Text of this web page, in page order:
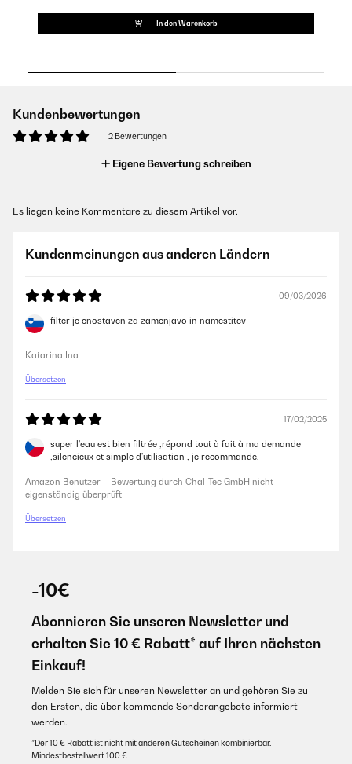
In den Warenkorb
Kundenbewertungen
2 Bewertungen
Eigene Bewertung schreiben
Es liegen keine Kommentare zu diesem Artikel vor.
Kundenmeinungen aus anderen Ländern
09/03/2026
filter je enostaven za zamenjavo in namestitev
Katarina Ina
Übersetzen
17/02/2025
super l'eau est bien filtrée ,répond tout à fait à ma demande
,silencieux et simple d'utilisation , je recommande.
Amazon Benutzer – Bewertung durch Chal-Tec GmbH nicht
eigenständig überprüft
Übersetzen
-10€
Abonnieren Sie unseren Newsletter und
erhalten Sie 10 € Rabatt* auf Ihren nächsten
Einkauf!
Melden Sie sich für unseren Newsletter an und gehören Sie zu
den Ersten, die über kommende Sonderangebote informiert
werden.
*Der 10 € Rabatt ist nicht mit anderen Gutscheinen kombinierbar.
Mindestbestellwert 100 €.